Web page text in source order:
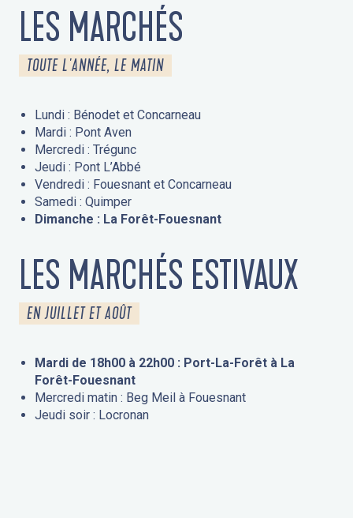
LES MARCHÉS
TOUTE L'ANNÉE, LE MATIN
Lundi : Bénodet et Concarneau
Mardi : Pont Aven
Mercredi : Trégunc
Jeudi : Pont L’Abbé
Vendredi : Fouesnant et Concarneau
Samedi : Quimper
Dimanche : La Forêt-Fouesnant
LES MARCHÉS ESTIVAUX
EN JUILLET ET AOÛT
Mardi de 18h00 à 22h00 : Port-La-Forêt à La
Forêt-Fouesnant
Mercredi matin : Beg Meil à Fouesnant
Jeudi soir : Locronan